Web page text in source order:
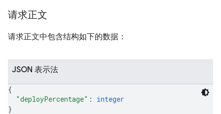
请求正文
请求正文中包含结构如下的数据：
JSON 表示法
{
"deployPercentage" : integer
}